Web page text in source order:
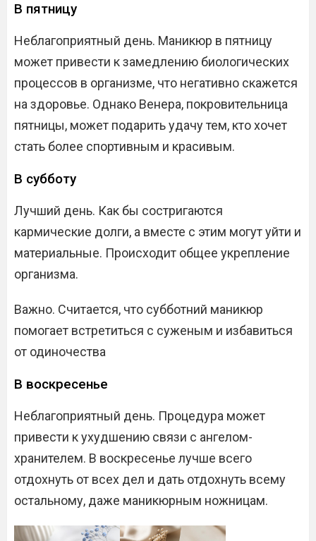
В пятницу
Неблагоприятный день. Маникюр в пятницу
может привести к замедлению биологических
процессов в организме, что негативно скажется
на здоровье. Однако Венера, покровительница
пятницы, может подарить удачу тем, кто хочет
стать более спортивным и красивым.
В субботу
Лучший день. Как бы состригаются
кармические долги, а вместе с этим могут уйти и
материальные. Происходит общее укрепление
организма.
Важно. Считается, что субботний маникюр
помогает встретиться с суженым и избавиться
от одиночества
В воскресенье
Неблагоприятный день. Процедура может
привести к ухудшению связи с ангелом-
хранителем. В воскресенье лучше всего
отдохнуть от всех дел и дать отдохнуть всему
остальному, даже маникюрным ножницам.